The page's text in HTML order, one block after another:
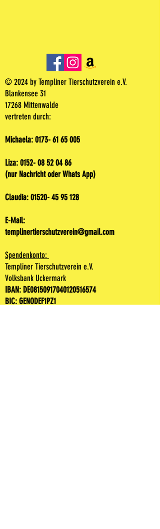
© 2024 by Templiner Tierschutzverein e.V.
Blankensee 31
17268 Mittenwalde
vertreten durch:
Michaela: 0173- 61 65 005
Liza: 0152- 08 52 04 86
(nur Nachricht oder Whats App)
Claudia: 01520- 45 95 128
E-Mail:
templinertierschutzverein@gmail.com
Spendenkonto:
Templiner Tierschutzverein e.V.
Volksbank Uckermark
IBAN: DE08150917040120516574
BIC: GENODEF1PZ1